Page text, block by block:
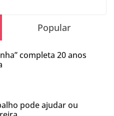
Popular
completa 20 anos
pode ajudar ou